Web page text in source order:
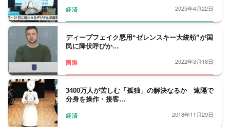
経済 2025年4月22日
ディープフェイク悪用“ゼレンスキー大統領”が国
民に降伏呼びか…
国際 2022年3月18日
3400万人が苦しむ「孤独」の解決なるか 遠隔で
分身を操作・接客…
経済 2018年11月29日